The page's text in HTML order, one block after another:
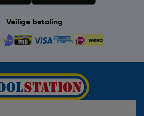
Veilige betaling